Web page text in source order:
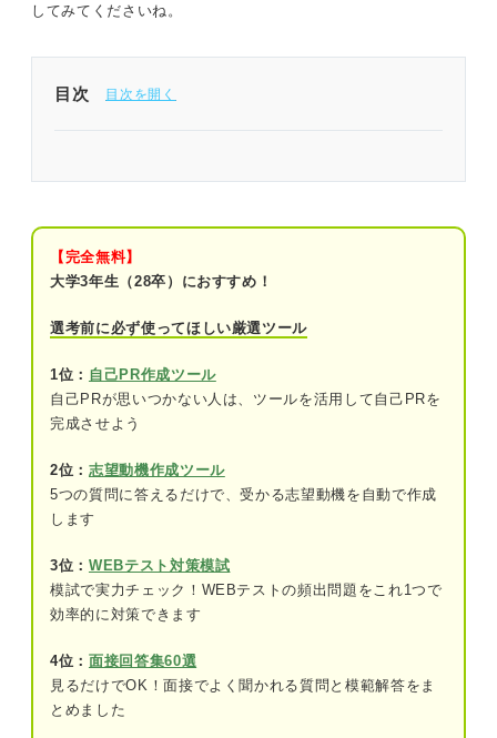
してみてくださいね。
目次
相手の立場に立って考える力とは
相手の立場に立つことがビジネスシーンで役立つ3
顧客のニーズがわかるから
コミュニケーションを円滑にするから
相手の立場に立って考えられる人の特徴
自分の都合を優先させない
物事を多角的に考えられる
周囲をよく観察している
仕事選びに悩んでいる人必見！ 相手の立場に立っ
【完全無料】
大学3年生（28卒）におすすめ！
選考前に必ず使ってほしい厳選ツール
1位： 自己PR作成ツール
自己PRが思いつかない人は、ツールを活用して自己PRを
完成させよう
2位： 志望動機作成ツール
5つの質問に答えるだけで、受かる志望動機を自動で作成
します
3位： WEBテスト対策模試
模試で実力チェック！WEBテストの頻出問題をこれ1つで
効率的に対策できます
4位： 面接回答集60選
見るだけでOK！面接でよく聞かれる質問と模範解答をま
とめました